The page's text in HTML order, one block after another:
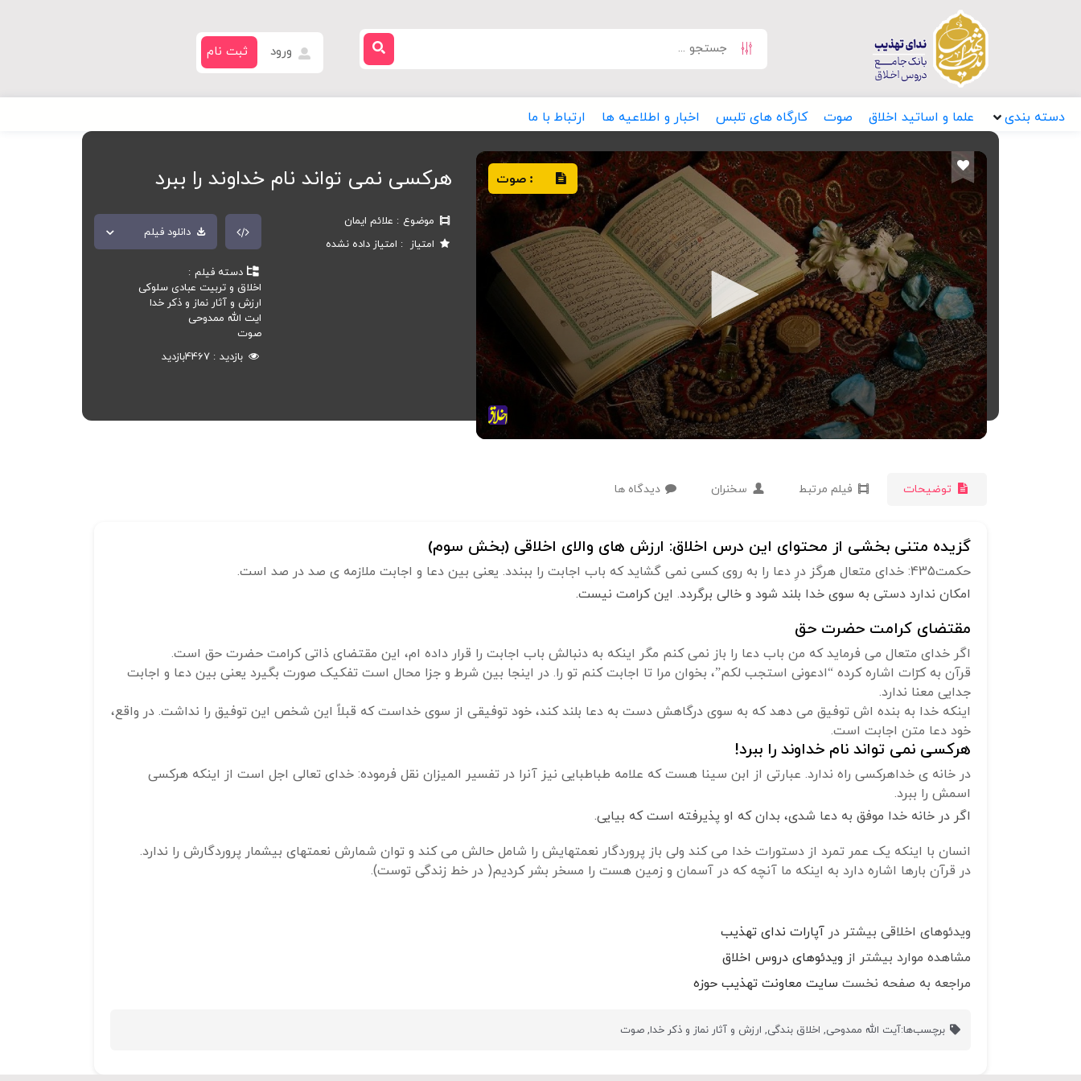
ورود ثبت نام
دسته بندی علما و اساتید اخلاق صوت کارگاه های تلبس اخبار و اطلاعیه ها ارتباط با ما
: صوت هرکسی نمی تواند نام خداوند را ببرد
موضوع
علائم ایمان
امتیاز
امتیاز داده نشده
دانلود فیلم
دسته فیلم
اخلاق و تربیت عبادی سلوکی
ارزش و آثار نماز و ذکر خدا
ایت الله ممدوحی
صوت
بازدید
4467بازدید
توضیحات فیلم مرتبط سخنران دیدگاه ها
گزیده متنی بخشی از محتوای این درس اخلاق: ارزش های والای اخلاقی (بخش سوم)
حکمت435: خدای متعال هرگز درِ دعا را به روی کسی نمی گشاید که باب اجابت را ببندد. یعنی بین دعا و اجابت ملازمه ی صد در صد است.
امکان ندارد دستی به سوی خدا بلند شود و خالی برگردد. این کرامت نیست.
مقتضای کرامت حضرت حق
اگر خدای متعال می فرماید که من باب دعا را باز نمی کنم مگر اینکه به دنبالش باب اجابت را قرار داده ام، این مقتضای ذاتی کرامت حضرت حق است.
قرآن به کرّات اشاره کرده “ادعونی استجب لکم”، بخوان مرا تا اجابت کنم تو را. در اینجا بین شرط و جزا محال است تفکیک صورت بگیرد یعنی بین دعا و اجابت
جدایی معنا ندارد.
اینکه خدا به بنده اش توفیق می دهد که به سوی درگاهش دست به دعا بلند کند، خود توفیقی از سوی خداست که قبلاً این شخص این توفیق را نداشت. در واقع،
خود دعا متن اجابت است.
هرکسی نمی تواند نام خداوند را ببرد!
در خانه ی خداهرکسی راه ندارد. عبارتی از ابن سینا هست که علامه طباطبایی نیز آنرا در تفسیر المیزان نقل فرموده: خدای تعالی اجل است از اینکه هرکسی
اسمش را ببرد.
اگر در خانه خدا موفق به دعا شدی، بدان که او پذیرفته است که بیایی.
انسان با اینکه یک عمر تمرد از دستورات خدا می کند ولی باز پروردگار نعمتهایش را شامل حالش می کند و توان شمارش نعمتهای بیشمار پروردگارش را ندارد.
در قرآن بارها اشاره دارد به اینکه ما آنچه که در آسمان و زمین هست را مسخر بشر کردیم( در خط زندگی توست).
ویدئوهای اخلاقی بیشتر در آپارات ندای تهذیب
مشاهده موارد بیشتر از ویدئوهای دروس اخلاق
مراجعه به صفحه نخست سایت معاونت تهذیب حوزه
برچسب‌ها:آیت الله ممدوحی, اخلاق بندگی, ارزش و آثار نماز و ذکر خدا,صوت